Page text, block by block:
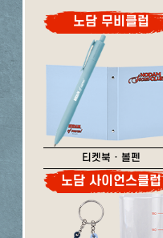
노담 무비클럽
티켓북 · 볼펜
노담 사이언스클럽